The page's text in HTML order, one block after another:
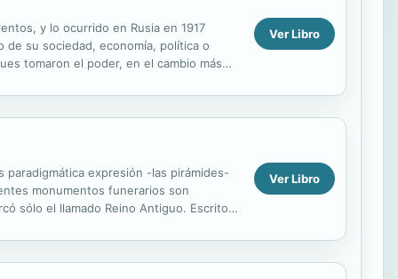
y lo ocurrido en Rusia en 1917
su sociedad, economía, política o
tomaron el poder, en el cambio más
Ver Libro
expresión -las pirámides-
monumentos funerarios son
sólo el llamado Reino Antiguo. Escrito
Ver Libro